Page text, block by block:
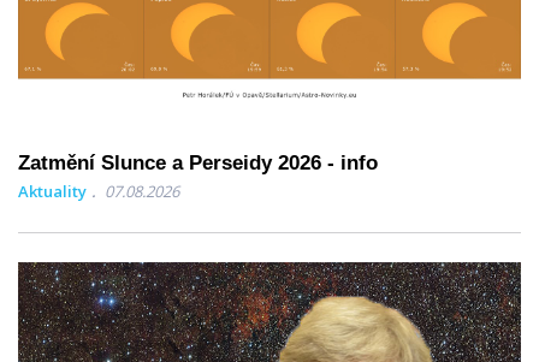
Zatmění Slunce a Perseidy 2026 - info
Aktuality 07.08.2026